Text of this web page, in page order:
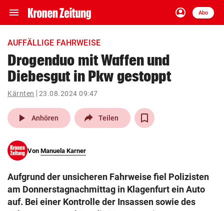
menu Navigation
ein-/ausklappen
account_circle
Anmelden
Abo
close Schließen
account_circle Anmelden
arrow_right
pin_drop
Wien arrow_right
search
eingeben
AUFFÄLLIGE FAHRWEISE
Drogenduo mit Waffen und
Diebesgut in Pkw gestoppt
Kärnten 23.08.2024 09:47
play_arrow Anhören Teilen
Von Manuela Karner
Aufgrund der unsicheren Fahrweise fiel Polizisten
am Donnerstagnachmittag in Klagenfurt ein Auto
auf. Bei einer Kontrolle der Insassen sowie des